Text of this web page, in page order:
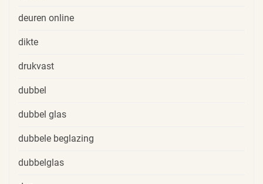
deuren online
dikte
drukvast
dubbel
dubbel glas
dubbele beglazing
dubbelglas